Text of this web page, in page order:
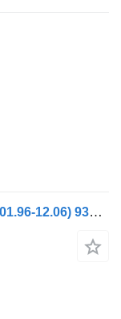
Õhukuivati Haldex 4-Series bus K94 (01.96-12.06) 93729 93348 tüübi jaoks bussi Scania 4-series bus (1995-2006)